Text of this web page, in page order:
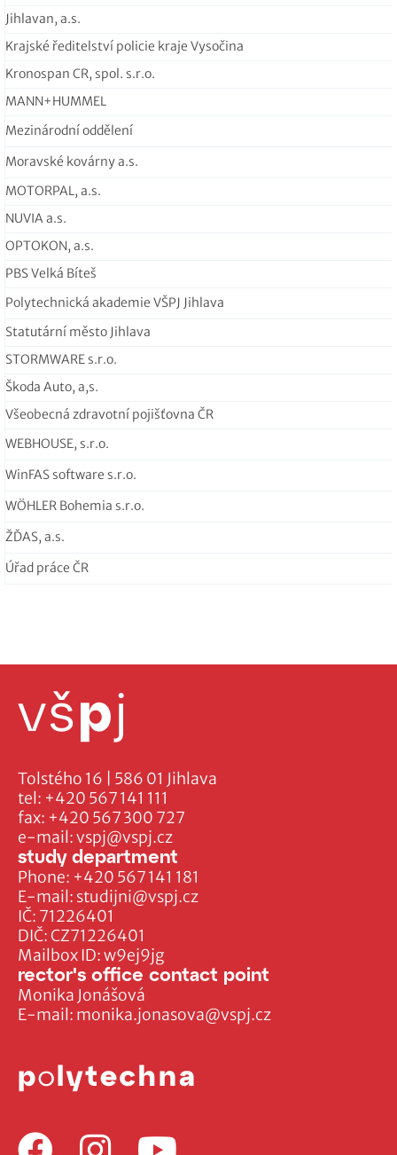
Jihlavan, a.s.
Krajské ředitelství policie kraje Vysočina
Kronospan CR, spol. s.r.o.
MANN+HUMMEL
Mezinárodní oddělení
Moravské kovárny a.s.
MOTORPAL, a.s.
NUVIA a.s.
OPTOKON, a.s.
PBS Velká Bíteš
Polytechnická akademie VŠPJ Jihlava
Statutární město Jihlava
STORMWARE s.r.o.
Škoda Auto, a,s.
Všeobecná zdravotní pojišťovna ČR
WEBHOUSE, s.r.o.
WinFAS software s.r.o.
WÖHLER Bohemia s.r.o.
ŽĎAS, a.s.
Úřad práce ČR
Tolstého 16 | 586 01 Jihlava
tel: +420 567 141 111
fax: +420 567 300 727
e-mail:vspj@vspj.cz
IČ: 71226401
DIČ: CZ71226401
Mailbox ID: w9ej9jg
study department
Phone: +420 567 141 181
E-mail: studijni@vspj.cz
rector's office contact point
Monika Jonášová
E-mail: monika.jonasova@vspj.cz